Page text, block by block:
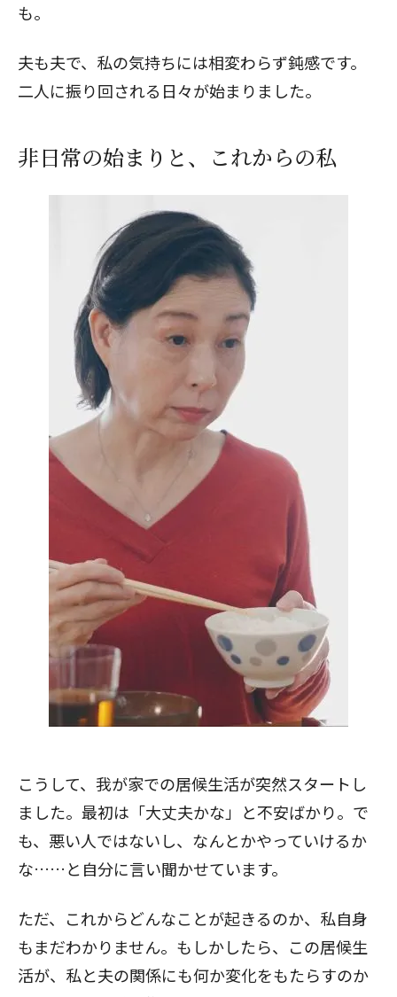
も。
夫も夫で、私の気持ちには相変わらず鈍感です。
二人に振り回される日々が始まりました。
非日常の始まりと、これからの私
こうして、我が家での居候生活が突然スタートし
ました。最初は「大丈夫かな」と不安ばかり。で
も、悪い人ではないし、なんとかやっていけるか
な……と自分に言い聞かせています。
ただ、これからどんなことが起きるのか、私自身
もまだわかりません。もしかしたら、この居候生
活が、私と夫の関係にも何か変化をもたらすのか